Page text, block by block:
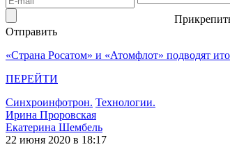
Отправить
«Страна Росатом» и «Атомфлот» подводят
ПЕРЕЙТИ
Синхроинфотрон. Технологии.
Ирина Проровская
Екатерина Шембель
22 июня 2020 в 18:17